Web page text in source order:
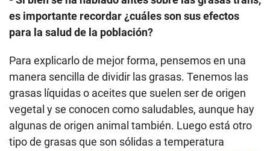
es importante recordar ¿cuáles son sus efectos
para la salud de la población?
Para explicarlo de mejor forma, pensemos en una
manera sencilla de dividir las grasas. Tenemos las
grasas líquidas o aceites que suelen ser de origen
vegetal y se conocen como saludables, aunque hay
algunas de origen animal también. Luego está otro
tipo de grasas que son sólidas a temperatura